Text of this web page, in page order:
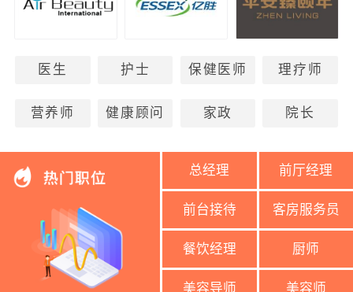
医生 护士 保健医师 理疗师
营养师 健康顾问 家政 院长
总经理 前厅经理
前台接待 客房服务员
餐饮经理 厨师
美容导师 美容师